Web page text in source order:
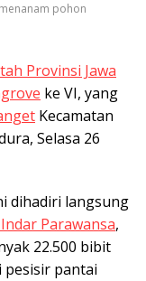
pohon
Provinsi Jawa
ke VI, yang
Kecamatan
Selasa 26
dihadiri langsung
Parawansa,
22.500 bibit
pesisir pantai